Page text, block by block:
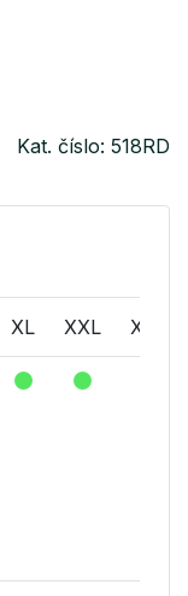
Kat. číslo: 518RD
XL XXL XXXL